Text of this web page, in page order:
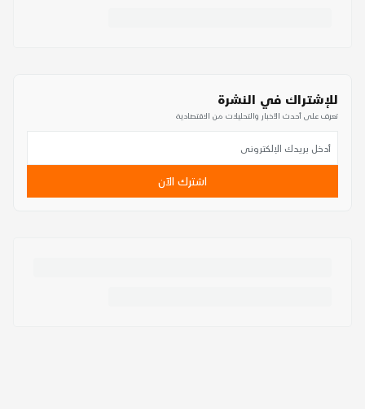
للإشتراك في النشرة
تعرف على أحدث الأخبار والتحليلات من الاقتصادية
اشترك الآن